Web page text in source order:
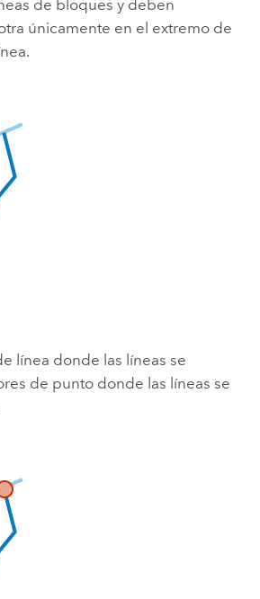
de bloques y deben
únicamente en el extremo de
línea donde las líneas se
de punto donde las líneas se